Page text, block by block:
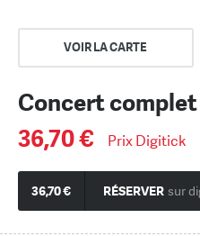
VOIR LA CARTE
Concert complet
36,70 €
Prix Digitick
36,70 € RÉSERVER sur